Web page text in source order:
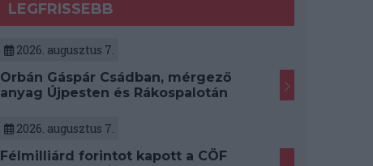
LEGFRISSEBB
2026. augusztus 7.
Orbán Gáspár Csádban, mérgező
anyag Újpesten és Rákospalotán
2026. augusztus 7.
Félmilliárd forintot kapott a CÖF